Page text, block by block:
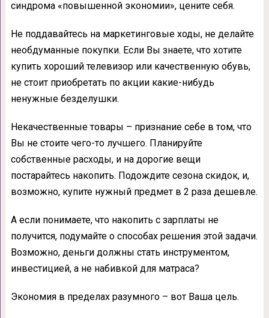
синдрома «повышенной экономии», цените себя.
Не поддавайтесь на маркетинговые ходы, не делайте
необдуманные покупки. Если Вы знаете, что хотите
купить хороший телевизор или качественную обувь,
не стоит приобретать по акции какие-нибудь
ненужные безделушки.
Некачественные товары – признание себе в том, что
Вы не стоите чего-то лучшего. Планируйте
собственные расходы, и на дорогие вещи
постарайтесь накопить. Подождите сезона скидок, и,
возможно, купите нужный предмет в 2 раза дешевле.
А если понимаете, что накопить с зарплаты не
получится, подумайте о способах решения этой задачи.
Возможно, деньги должны стать инструментом,
инвестицией, а не набивкой для матраса?
Экономия в пределах разумного – вот Ваша цель.